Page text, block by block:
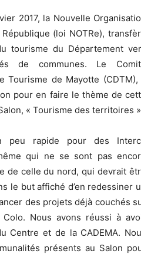
2017, la Nouvelle
(loi NOTRe),
tourisme du Département
de communes. Le
Tourisme de Mayotte (CDTM),
pour en faire le thème de
« Tourisme des territoires
peu rapide pour des
qui ne se sont pas
de celle du nord, qui devrait
le but affiché d’en redessiner
des projets déjà couchés
Nous avons réussi à
Centre et de la CADEMA.
présents au Salon